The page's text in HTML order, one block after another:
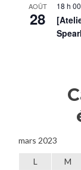
AOÛT
28
18 h
mars 2023
L M